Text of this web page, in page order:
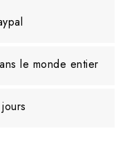
le monde entier